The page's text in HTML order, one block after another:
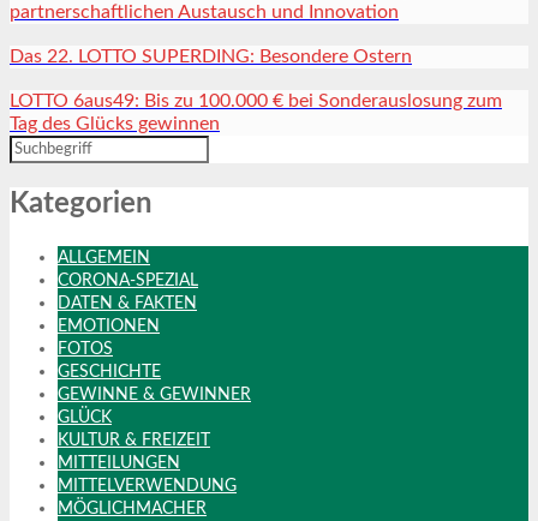
partnerschaftlichen Austausch und Innovation
Das 22. LOTTO SUPERDING: Besondere Ostern
LOTTO 6aus49: Bis zu 100.000 € bei Sonderauslosung zum
Tag des Glücks gewinnen
Kategorien
ALLGEMEIN
CORONA-SPEZIAL
DATEN & FAKTEN
EMOTIONEN
FOTOS
GESCHICHTE
GEWINNE & GEWINNER
GLÜCK
KULTUR & FREIZEIT
MITTEILUNGEN
MITTELVERWENDUNG
MÖGLICHMACHER